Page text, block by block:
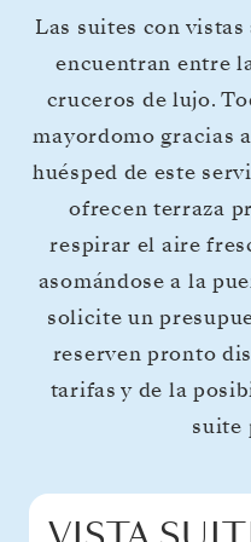
Las suites con
encuentran entre
cruceros de lujo.
mayordomo gracias
huésped de este
ofrecen terraza
respirar el aire
asomándose a la
solicite un
reserven pronto
tarifas y de la
suite